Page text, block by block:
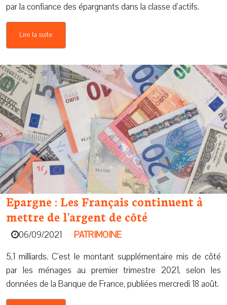
par la confiance des épargnants dans la classe d’actifs.
Lire la suite
Epargne : Les Français continuent à
mettre de l'argent de côté
06/09/2021
PATRIMOINE
5,1 milliards. C’est le montant supplémentaire mis de côté
par les ménages au premier trimestre 2021, selon les
données de la Banque de France, publiées mercredi 18 août.